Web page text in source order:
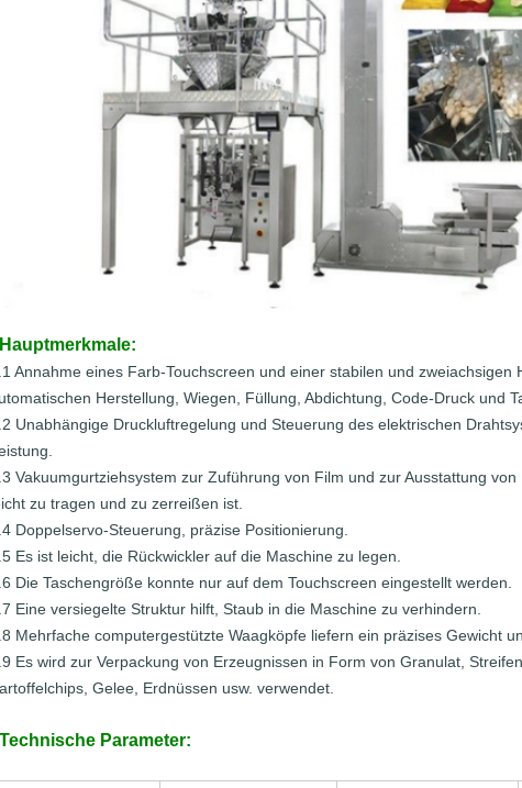
Annahme eines Farb-Touchscreen und einer stabilen und zweiachsigen
Herstellung, Wiegen, Füllung, Abdichtung, Code-Druck und
Unabhängige Druckluftregelung und Steuerung des elektrischen
Vakuumgurtziehsystem zur Zuführung von Film und zur Ausstattung
zu tragen und zu zerreißen ist.
Doppelservo-Steuerung, präzise Positionierung.
Es ist leicht, die Rückwickler auf die Maschine zu legen.
Die Taschengröße konnte nur auf dem Touchscreen eingestellt werden.
Eine versiegelte Struktur hilft, Staub in die Maschine zu verhindern.
Mehrfache computergestützte Waagköpfe liefern ein präzises Gewicht
Es wird zur Verpackung von Erzeugnissen in Form von Granulat,
Gelee, Erdnüssen usw. verwendet.
Parameter: